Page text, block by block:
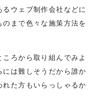
ウェブ制作会社などに
まで色々な施策方法を
ろから取り組んでみよ
は難しそうだから誰か
た方もいらっしゃるか